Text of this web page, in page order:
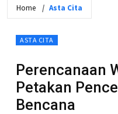
Home Asta Cita
ASTA CITA
Perencanaan
Petakan
Bencana